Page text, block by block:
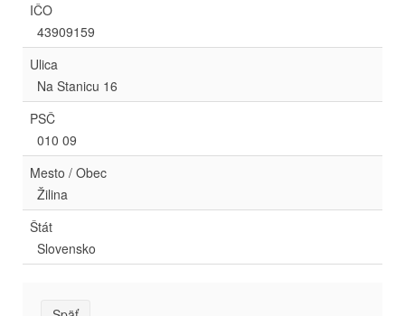
IČO
43909159
Ulica
Na Stanicu 16
PSČ
010 09
Mesto / Obec
Žilina
Štát
Slovensko